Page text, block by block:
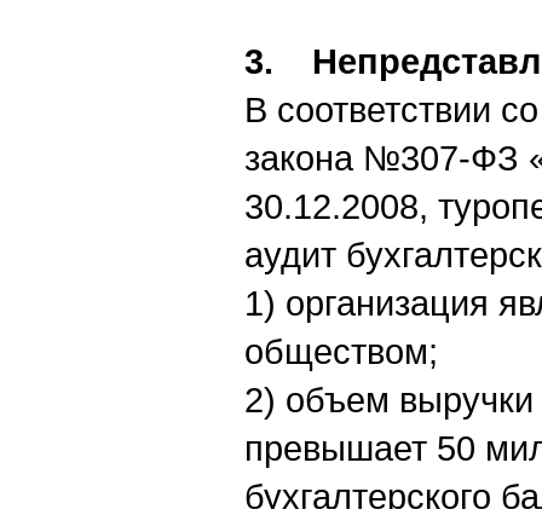
3.
В соответствии
закона №307-ФЗ
30.12.2008,
аудит
1) организация
обществом;
2) объем выручки
превышает 50
бухгалтерского